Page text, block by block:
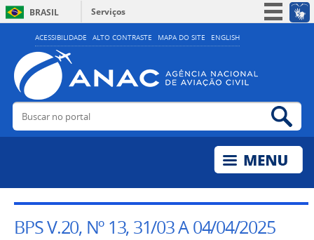
ACESSIBILIDADE ALTO CONTRASTE MAPA DO SITE ENGLISH
BRASIL
Serviços
Simplifique!
Acesso à informação
Legislação
Buscar no portal
BPS V.20, Nº 13, 31/03 A 04/04/2025